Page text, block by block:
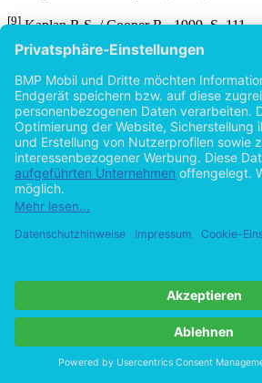
[9]Kaplan R.S. / Cooper R., 1999, S. 111
[10] Stoi R. 1999, S.19
[11]Kaplan R.S. / Cooper R., 1999, S. 118
[12]Kaplan R.S. / Cooper R., 1999, S. 118
[13]Kaplan R.S. / Cooper R., 1999, S. 119
[14]Gabler Wirtschaftslexikon, 1997, S. 3136
[15]Steger J., 2001, S. 544
Kaplan R.S. / Cooper R., 1999, S. 122